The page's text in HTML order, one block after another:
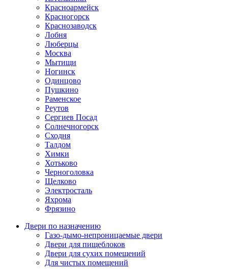
Красноармейск
Красногорск
Краснозаводск
Лобня
Люберцы
Москва
Мытищи
Ногинск
Одинцово
Пушкино
Раменское
Реутов
Сергиев Посад
Солнечногорск
Сходня
Талдом
Химки
Хотьково
Черноголовка
Щелково
Электросталь
Яхрома
Фрязино
Двери по назначению
Газо-дымо-непроницаемые двери
Двери для пищеблоков
Двери для сухих помещений
Для чистых помещений